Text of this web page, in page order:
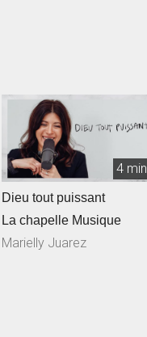
4 min
Dieu tout puissant
La chapelle Musique
Marielly Juarez